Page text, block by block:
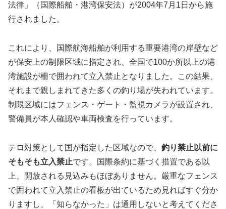
法律」（国際船舶・港湾保安法）が2004年7月1日から施
行されました。
これにより、国際航海船舶が利用する重要港湾の岸壁など
が保安上の制限区域に指定され、全国で100か所以上の港
湾施設が柵で囲われて立入禁止となりました。この結果、
それまで親しまれてきた多くの釣り場が失われています。
制限区域にはフェンス・ゲート・監視カメラが設置され、
警備員が本人確認や車両検査を行っています。
テロ対策として国が指定した区域なので、 釣り禁止以前に
そもそも立入禁止です。国際条約に基づく措置である以
上、開放される見込みもほぼありません。厳重なフェンス
で囲われて立入禁止の看板が出ているため見ればすぐ分か
りますし、「知らなかった」は通用しないと考えてくださ